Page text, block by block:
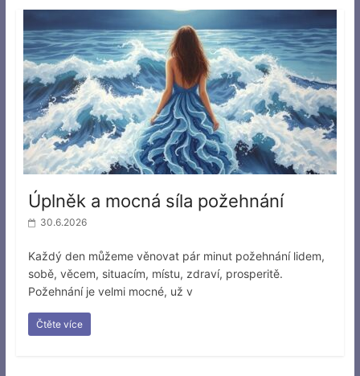
Úplněk a mocná síla požehnání
30.6.2026
Každý den můžeme věnovat pár minut požehnání lidem,
sobě, věcem, situacím, místu, zdraví, prosperitě.
Požehnání je velmi mocné, už v
Čtěte více